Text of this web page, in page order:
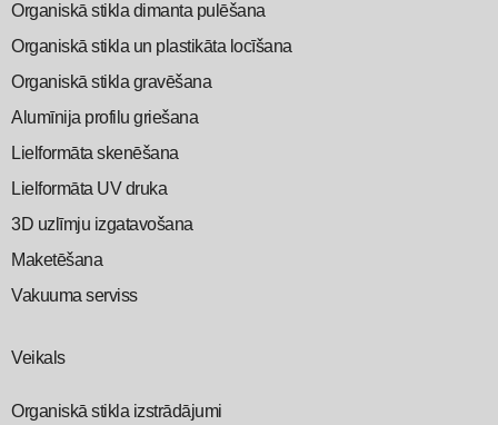
Organiskā stikla dimanta pulēšana
Organiskā stikla un plastikāta locīšana
Organiskā stikla gravēšana
Alumīnija profilu griešana
Lielformāta skenēšana
Lielformāta UV druka
3D uzlīmju izgatavošana
Maketēšana
Vakuuma serviss
Veikals
Organiskā stikla izstrādājumi